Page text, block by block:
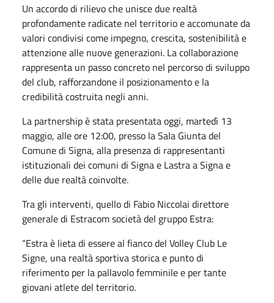
Un accordo di rilievo che unisce due realtà
profondamente radicate nel territorio e accomunate da
valori condivisi come impegno, crescita, sostenibilità e
attenzione alle nuove generazioni. La collaborazione
rappresenta un passo concreto nel percorso di sviluppo
del club, rafforzandone il posizionamento e la
credibilità costruita negli anni.
La partnership è stata presentata oggi, martedì 13
maggio, alle ore 12:00, presso la Sala Giunta del
Comune di Signa, alla presenza di rappresentanti
istituzionali dei comuni di Signa e Lastra a Signa e
delle due realtà coinvolte.
Tra gli interventi, quello di Fabio Niccolai direttore
generale di Estracom società del gruppo Estra:
“Estra è lieta di essere al fianco del Volley Club Le
Signe, una realtà sportiva storica e punto di
riferimento per la pallavolo femminile e per tante
giovani atlete del territorio.